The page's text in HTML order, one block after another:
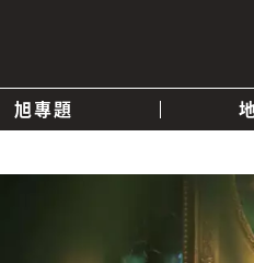
旭專題